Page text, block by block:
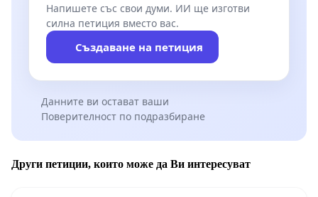
Напишете със свои думи. ИИ ще изготви
силна петиция вместо вас.
Създаване на петиция
Данните ви остават ваши
Поверителност по подразбиране
Други петиции, които може да Ви интересуват